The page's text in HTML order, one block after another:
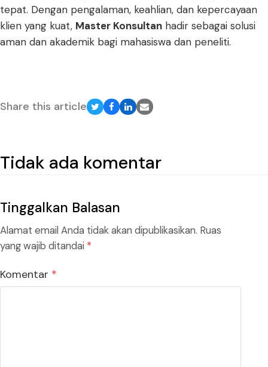
tepat. Dengan pengalaman, keahlian, dan kepercayaan
klien yang kuat, Master Konsultan hadir sebagai solusi
aman dan akademik bagi mahasiswa dan peneliti.
Share this article ShareShareShareShare
Tidak ada komentar
Tinggalkan Balasan
Alamat email Anda tidak akan dipublikasikan. Ruas
yang wajib ditandai *
Komentar *